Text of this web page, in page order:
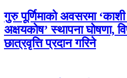
गुरु पूर्णिमाको अवसरमा
अक्षयकोष’ स्थापना घोषणा,
छात्रवृत्ति प्रदान गरिने